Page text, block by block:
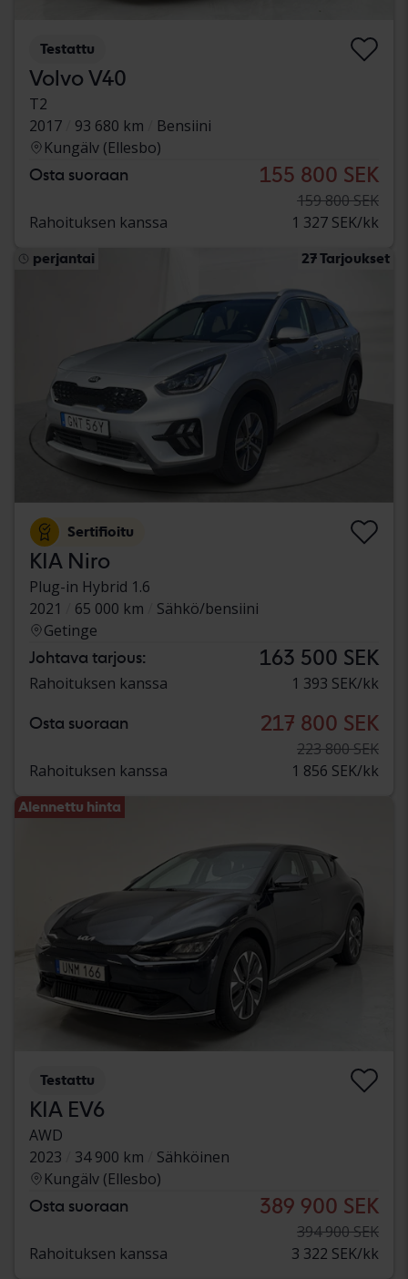
Testattu
Volvo V40
T2
2017
93 680 km
Bensiini
Kungälv (Ellesbo)
Osta suoraan 155 800 SEK
159 800 SEK
Rahoituksen kanssa
1 327 SEK/kk
perjantai 27 Tarjoukset
Sertifioitu
KIA Niro
Plug-in Hybrid 1.6
2021
65 000 km
Sähkö/bensiini
Getinge
Johtava tarjous: 163 500 SEK
Rahoituksen kanssa 1 393 SEK/kk
Osta suoraan 217 800 SEK
223 800 SEK
Rahoituksen kanssa
1 856 SEK/kk
Alennettu hinta
Testattu
KIA EV6
AWD
2023
34 900 km
Sähköinen
Kungälv (Ellesbo)
Osta suoraan 389 900 SEK
394 900 SEK
Rahoituksen kanssa
3 322 SEK/kk